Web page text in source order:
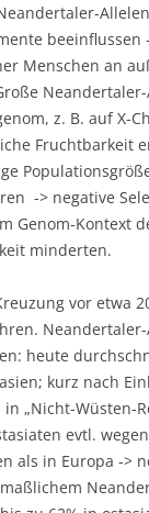
beeinflussen
Menschen an
z. B. auf X-
Fruchtbarkeit
-> negative
Genom-Kontext
minderten.
vor etwa
heute
kurz nach
„Nicht-Wüsten-
evtl.
als in Europa ->